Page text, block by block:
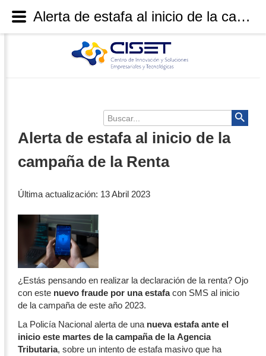
Buscar...
Alerta de estafa al inicio de la
campaña de la Renta
Última actualización: 13 Abril 2023
¿Estás pensando en realizar la declaración de la renta? Ojo
con este nuevo fraude por una estafacon SMS al inicio
de la campaña de este año 2023.
La Policía Nacional alerta de una nueva estafa ante el
inicio este martes de la campaña de la Agencia
Tributaria, sobre un intento de estafa masivo que ha
Alerta de estafa al inicio de la campaña de la Renta